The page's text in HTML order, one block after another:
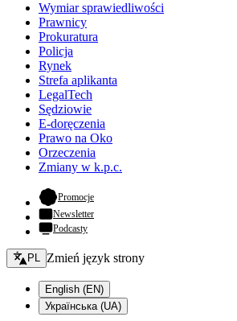
Wymiar sprawiedliwości
Prawnicy
Prokuratura
Policja
Rynek
Strefa aplikanta
LegalTech
Sędziowie
E-doręczenia
Prawo na Oko
Orzeczenia
Zmiany w k.p.c.
Promocje- otwiera się w nowej karcie
Newsletter
Podcasty
Zmień język - bieżący:
PL Zmień język strony
English (EN)
Українська (UA)